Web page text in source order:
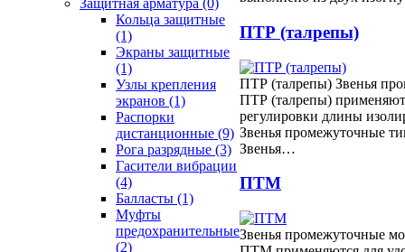
Защитная арматура (0)
Кольца защитные
(1)
Экраны защитные
(1)
Узлы крепления
экранов (1)
Распорки
дистанционные (9)
Рога разрядные (3)
Гасители вибрации
(4)
Балласты (1)
Муфты
предохранительные
(2)
ПТР (талрепы)
ПТР (талрепы) Звенья
ПТР (талрепы)
регулировки длины
Звенья промежуточные
Звенья…
ПТМ
Звенья промежуточные